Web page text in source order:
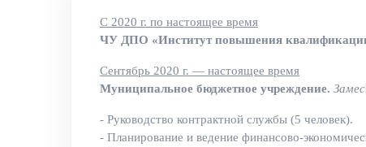
С 2020 г. по настоящее время
ЧУ ДПО «Институт повышения
Сентябрь 2020 г. — настоящее время
Муниципальное бюджетное учреждение.
- Руководство контрактной службы (5 человек).
- Планирование и ведение финансово-